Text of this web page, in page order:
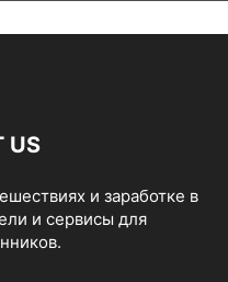
US
и заработке в
и сервисы для